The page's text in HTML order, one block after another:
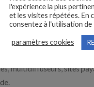
solutions pour vous
Nos
multidiffuseurs, sites
l'expérience la plus
et les visites répétées. En
consentez à l'utilisation de
paramètres cookies